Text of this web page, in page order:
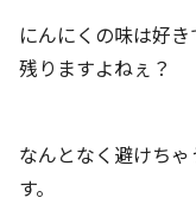
にんにくの味は好
残りますよねぇ？
なんとなく避けち
す。